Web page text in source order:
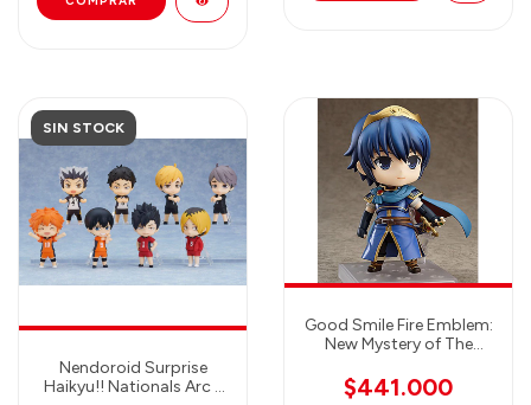
SIN STOCK
Nendoroid Surprise
Haikyu!! Nationals Arc -
Good Smile Fire Emblem:
New Mystery of The
Nendoroid Action Figure
$441.000